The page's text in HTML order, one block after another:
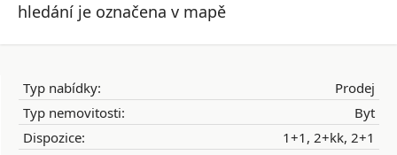
hledání je označena v mapě
Typ nabídky:
Prodej
Typ nemovitosti:
Byt
Dispozice:
1+1, 2+kk, 2+1